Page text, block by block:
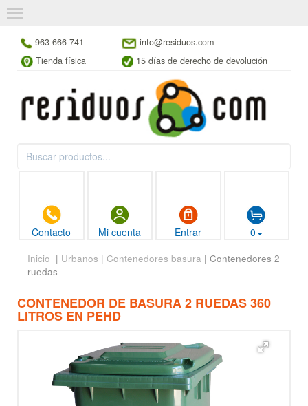
963 666 741
info@residuos.com
Tienda física
15 días de derecho de devolución
Contacto Mi cuenta Entrar 0
Inicio | Urbanos | Contenedores basura | Contenedores 2
ruedas
CONTENEDOR DE BASURA 2 RUEDAS 360
LITROS EN PEHD